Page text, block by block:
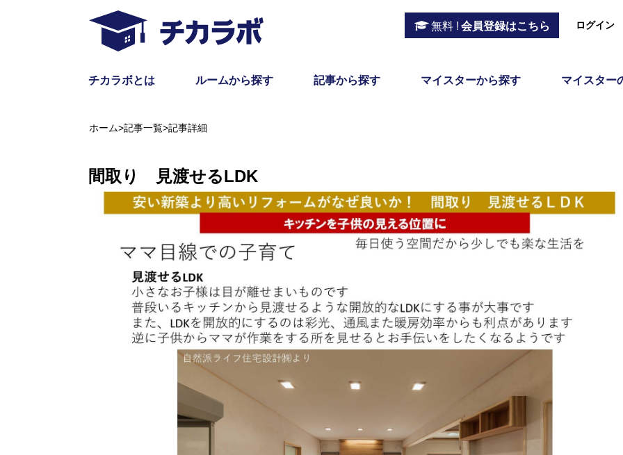
無料 ! 会員登録はこちら ログイン
チカラボとは ルームから探す 記事から探す マイスターから探す マイスター
ホーム>記事一覧>記事詳細
間取り 見渡せるLDK